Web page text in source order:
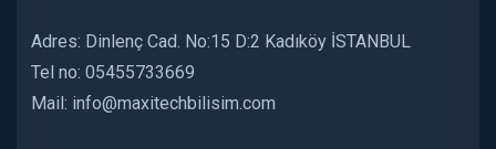
Adres: Dinlenç Cad. No:15 D:2 Kadıköy İSTANBUL
Tel no: 05455733669
Mail: info@maxitechbilisim.com